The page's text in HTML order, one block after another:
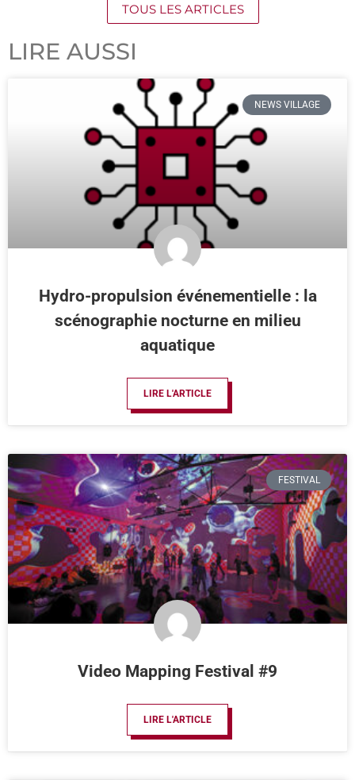
TOUS LES ARTICLES
LIRE AUSSI
NEWS VILLAGE
Hydro-propulsion événementielle : la
scénographie nocturne en milieu
aquatique
LIRE L'ARTICLE
FESTIVAL
Video Mapping Festival #9
LIRE L'ARTICLE